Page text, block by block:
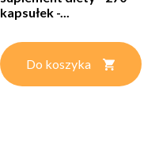
kapsułek -...
Do koszyka